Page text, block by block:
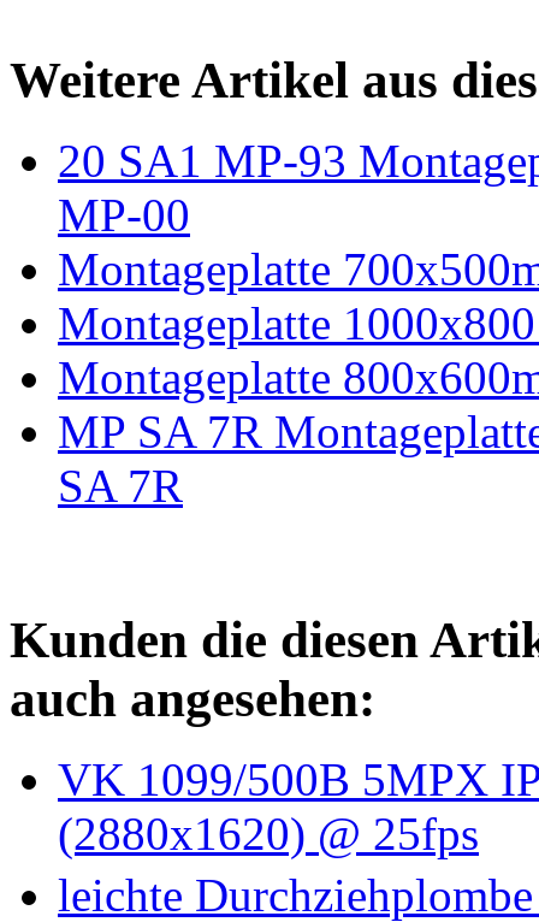
Weitere Artikel aus
20 SA1 MP-93
MP-00
Montageplatte
Montageplatte
Montageplatte
MP SA 7R
SA 7R
Kunden die diesen
auch angesehen:
VK 1099/500B 5MPX
(2880x1620) @ 25fps
leichte Durchziehplombe